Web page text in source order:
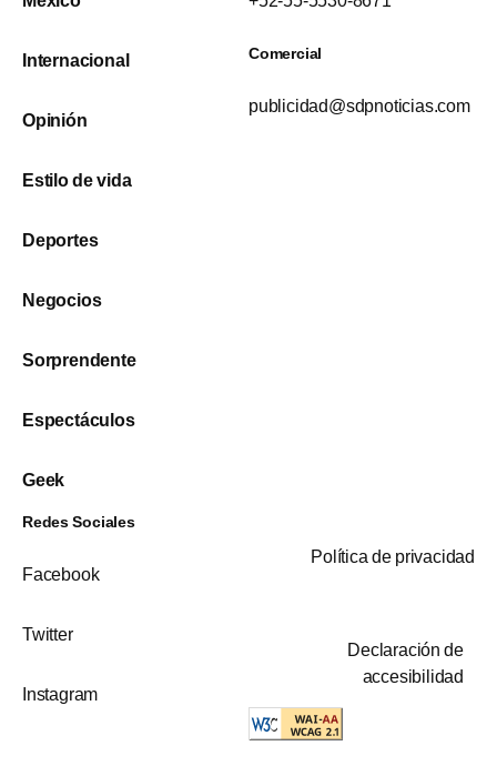
Internacional
Opinión
Estilo de vida
Deportes
Negocios
Sorprendente
Espectáculos
Geek
Comercial
publicidad@sdpnoticias.com
Redes Sociales
Facebook
Twitter
Instagram
Política de privacidad
Declaración de
accesibilidad